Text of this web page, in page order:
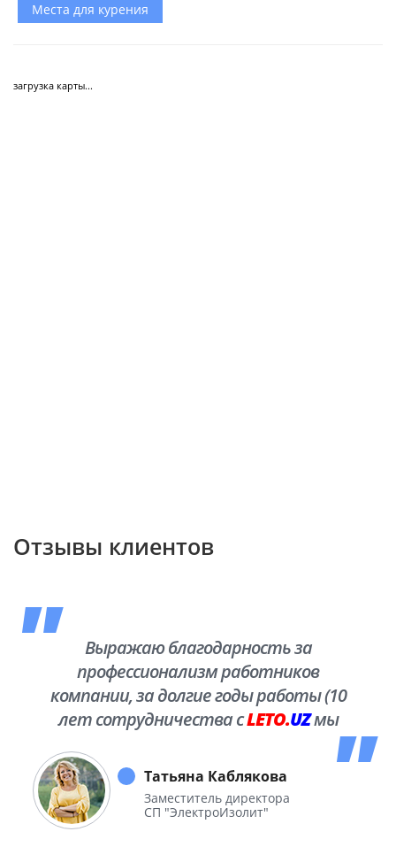
Места для курения
загрузка карты...
Отзывы клиентов
Выражаю благодарность за
профессионализм работников
компании, за долгие годы работы (10
лет сотрудничества сLETO.UZмы
необъятной Родины.
Татьяна Каблякова
Заместитель директора
СП "ЭлектроИзолит"